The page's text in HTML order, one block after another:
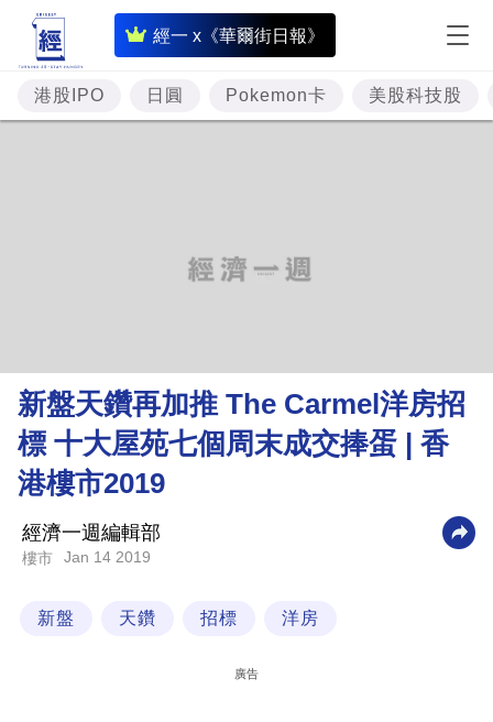
經一 x《華爾街日報》
即
時
財
經
理
財
商
業
科
技
場
港股IPO 日圓 Pokemon卡 美股科技股
新盤天鑽再加推 The Carmel洋房招
標 十大屋苑七個周末成交捧蛋 | 香
港樓市2019
經濟一週編輯部
樓市 Jan 14 2019
新盤 天鑽 招標 洋房
廣告